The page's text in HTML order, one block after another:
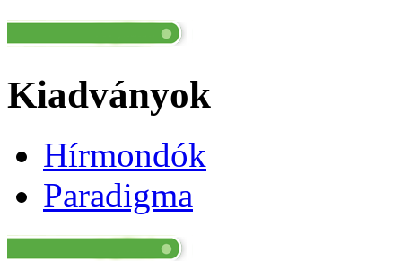
Kiadványok
Hírmondók
Paradigma